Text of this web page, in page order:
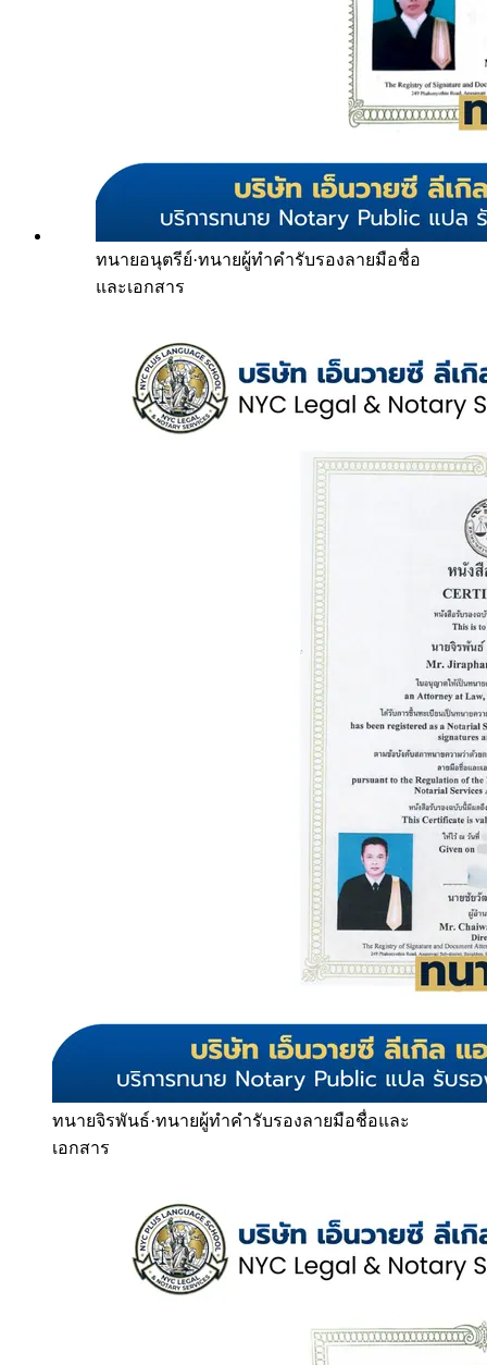
ทนายอนุตรีย์·ทนายผู้ทำคำรับรองลายมือชื่อ
และเอกสาร
ทนายจิรพันธ์·ทนายผู้ทำคำรับรองลายมือชื่อและ
เอกสาร